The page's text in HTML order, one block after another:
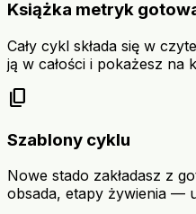
Książka metryk
Cały cykl składa się w
ją w całości i pokażesz na
content_copy
Szablony cyklu
Nowe stado zakładasz z
obsada, etapy żywienia —